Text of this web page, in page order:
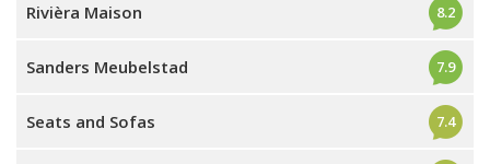
Rivièra Maison 8.2
Sanders Meubelstad 7.9
Seats and Sofas 7.4